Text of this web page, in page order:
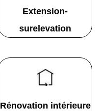
Extension-
surelevation
Rénovation intérieure